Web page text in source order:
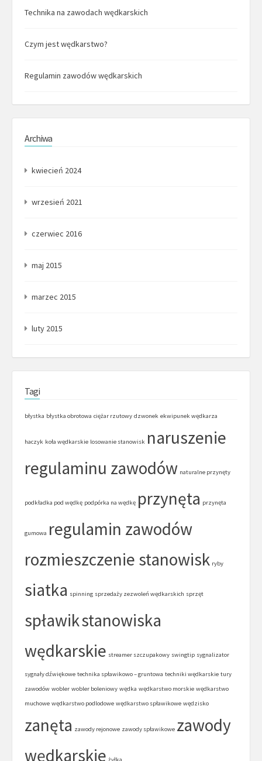
Technika na zawodach wędkarskich
Czym jest wędkarstwo?
Regulamin zawodów wędkarskich
Archiwa
kwiecień 2024
wrzesień 2021
czerwiec 2016
maj 2015
marzec 2015
luty 2015
Tagi
błystka błystka obrotowa ciężar rzutowy dzwonek ekwipunek wędkarza
haczyk koła wędkarskie losowanie stanowisk naruszenie
regulaminu zawodów naturalne przynęty
podkładka pod wędkę podpórka na wędkę przynęta przynęta
gumowa regulamin zawodów
rozmieszczenie stanowisk ryby
siatka spinning sprzedaży zezwoleń wędkarskich sprzęt
spławikstanowiska
wędkarskie streamer szczupakowy swingtip sygnalizator
sygnały dźwiękowe technika spławikowo – gruntowa techniki wędkarskie tury
zawodów wobler wobler boleniowy wędka wędkarstwo morskie wędkarstwo
muchowe wędkarstwo podlodowe wędkarstwo spławikowe wędzisko
zanęta zawody rejonowe zawody spławikowe zawody
wędkarskie żyłka